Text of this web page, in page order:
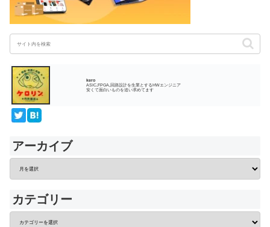
kero
ASIC,FPGA,回路設計を生業とするHWエンジニア
安くて面白いものを追い求めてます
アーカイブ
カテゴリー